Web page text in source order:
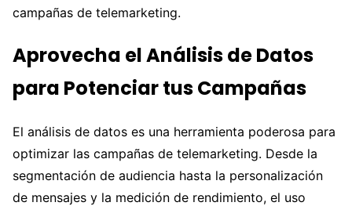
campañas de telemarketing.
Aprovecha el Análisis de Datos
para Potenciar tus Campañas
El análisis de datos es una herramienta poderosa para
optimizar las campañas de telemarketing. Desde la
segmentación de audiencia hasta la personalización
de mensajes y la medición de rendimiento, el uso